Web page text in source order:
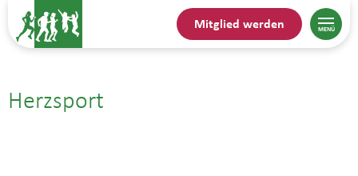
Mitglied werden
Herzsport
23.04.| 14:00